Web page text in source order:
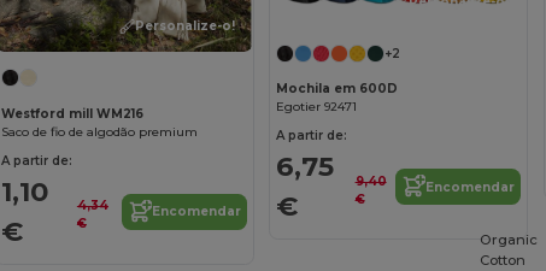
Personalize-o!
Westford mill WM216
Saco de fio de algodão premium
A partir de:
1,10
€
4,34
€
Encomendar
+2
Mochila em 600D
Egotier 92471
A partir de:
6,75
€
9,40
€
Encomendar
Organic
Cotton